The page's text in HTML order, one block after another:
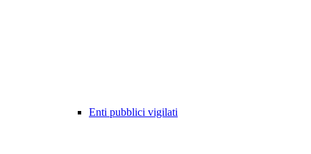
Enti pubblici vigilati